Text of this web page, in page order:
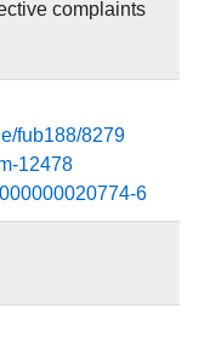
complaints
fub188/8279
12478
6